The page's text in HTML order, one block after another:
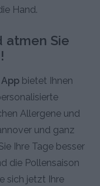
Hand.
atmen Sie
bietet Ihnen
Allergene und
und ganz
Ihre Tage besser
die Pollensaison
sich jetzt Ihre